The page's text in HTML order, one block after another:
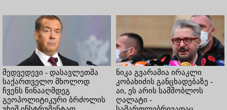
მედვედევი - დასავლეთმა
საქართველო მხოლოდ
ჩვენს წინააღმდეგ
გეოპოლიტიკური ბრძოლის
ნიკა გვარამია ირაკლი
კობახიძის განცხადებაზე -
აი, ეს არის სამშობლოს
ღალატი -